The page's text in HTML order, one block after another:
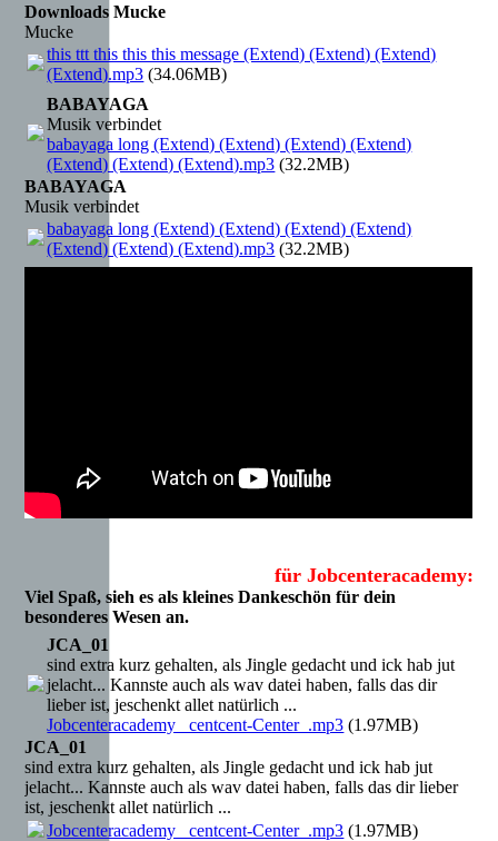
Downloads Mucke
Mucke
this ttt this this this message (Extend) (Extend) (Extend)
(Extend).mp3 (34.06MB)
BABAYAGA
Musik verbindet
babayaga long (Extend) (Extend) (Extend) (Extend)
(Extend) (Extend) (Extend).mp3 (32.2MB)
BABAYAGA
Musik verbindet
babayaga long (Extend) (Extend) (Extend) (Extend)
(Extend) (Extend) (Extend).mp3 (32.2MB)
für Jobcenteracademy:
Viel Spaß, sieh es als kleines Dankeschön für dein
besonderes Wesen an.
JCA_01
sind extra kurz gehalten, als Jingle gedacht und ick hab jut
jelacht... Kannste auch als wav datei haben, falls das dir
lieber ist, jeschenkt allet natürlich ...
Jobcenteracademy _centcent-Center_.mp3 (1.97MB)
JCA_01
sind extra kurz gehalten, als Jingle gedacht und ick hab jut
jelacht... Kannste auch als wav datei haben, falls das dir lieber
ist, jeschenkt allet natürlich ...
Jobcenteracademy _centcent-Center_.mp3 (1.97MB)